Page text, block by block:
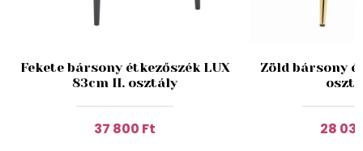
Fekete bársony étkezőszék LUX
83cm II. osztály
37 800 Ft
Zöld bársony
28